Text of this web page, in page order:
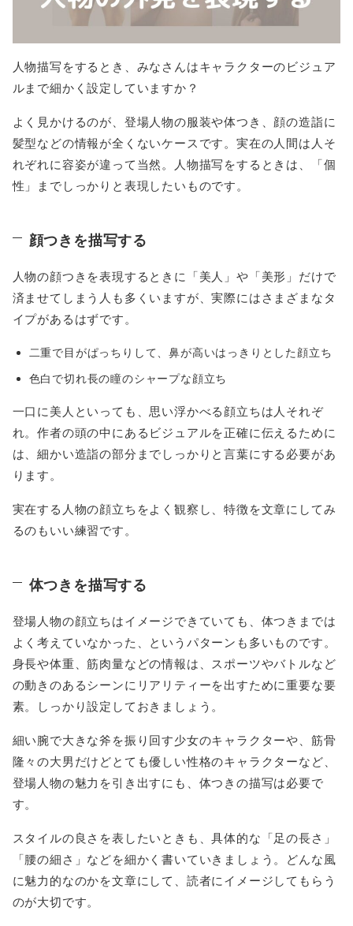
人物描写をするとき、みなさんはキャラクターのビジュア
ルまで細かく設定していますか？
よく見かけるのが、登場人物の服装や体つき、顔の造詣に
髪型などの情報が全くないケースです。実在の人間は人そ
れぞれに容姿が違って当然。人物描写をするときは、「個
性」までしっかりと表現したいものです。
顔つきを描写する
人物の顔つきを表現するときに「美人」や「美形」だけで
済ませてしまう人も多くいますが、実際にはさまざまなタ
イプがあるはずです。
二重で目がぱっちりして、鼻が高いはっきりとした顔立ち
色白で切れ長の瞳のシャープな顔立ち
一口に美人といっても、思い浮かべる顔立ちは人それぞ
れ。作者の頭の中にあるビジュアルを正確に伝えるために
は、細かい造詣の部分までしっかりと言葉にする必要があ
ります。
実在する人物の顔立ちをよく観察し、特徴を文章にしてみ
るのもいい練習です。
体つきを描写する
登場人物の顔立ちはイメージできていても、体つきまでは
よく考えていなかった、というパターンも多いものです。
身長や体重、筋肉量などの情報は、スポーツやバトルなど
の動きのあるシーンにリアリティーを出すために重要な要
素。しっかり設定しておきましょう。
細い腕で大きな斧を振り回す少女のキャラクターや、筋骨
隆々の大男だけどとても優しい性格のキャラクターなど、
登場人物の魅力を引き出すにも、体つきの描写は必要で
す。
スタイルの良さを表したいときも、具体的な「足の長さ」
「腰の細さ」などを細かく書いていきましょう。どんな風
に魅力的なのかを文章にして、読者にイメージしてもらう
のが大切です。